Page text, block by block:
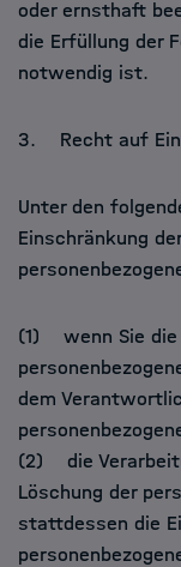
oder ernsthaft
die Erfüllung der
notwendig ist.
3. Recht auf
Unter den
Einschränkung
(1) wenn Sie die
dem
(2) die
Löschung der
stattdessen die